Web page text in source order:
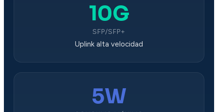
10G
SFP/SFP+
Uplink alta velocidad
5W